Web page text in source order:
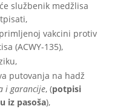
službenik medžlisa
vakcini protiv
(ACWY-135),
putovanja na hadž
i garancije, (potpisi
iz pasoša),